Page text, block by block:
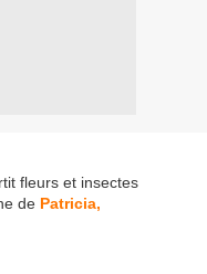
fleurs et insectes
de Patricia,